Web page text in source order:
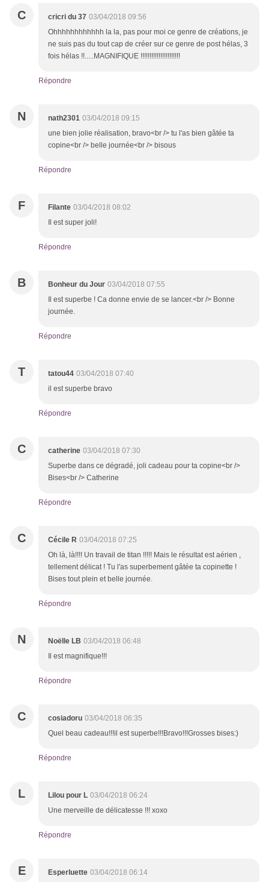
C cricri du 37 03/04/2018 09:56
Ohhhhhhhhhhhh la la, pas pour moi ce genre de créations, je
ne suis pas du tout cap de créer sur ce genre de post hélas, 3
fois hélas !!.....MAGNIFIQUE !!!!!!!!!!!!!!!!!!!!!!
Répondre
N nath2301 03/04/2018 09:15
une bien jolie réalisation, bravo<br /> tu l'as bien gâtée ta
copine<br /> belle journée<br /> bisous
Répondre
F Filante 03/04/2018 08:02
Il est super joli!
Répondre
B Bonheur du Jour 03/04/2018 07:55
Il est superbe ! Ca donne envie de se lancer.<br /> Bonne
journée.
Répondre
T tatou44 03/04/2018 07:40
il est superbe bravo
Répondre
C catherine 03/04/2018 07:30
Superbe dans ce dégradé, joli cadeau pour ta copine<br />
Bises<br /> Catherine
Répondre
C Cécile R 03/04/2018 07:25
Oh là, là!!!! Un travail de titan !!!!! Mais le résultat est aérien ,
tellement délicat ! Tu l'as superbement gâtée ta copinette !
Bises tout plein et belle journée.
Répondre
N Noëlle LB 03/04/2018 06:48
Il est magnifique!!!
Répondre
C cosiadoru 03/04/2018 06:35
Quel beau cadeau!!!il est superbe!!!Bravo!!!Grosses bises:)
Répondre
L Lilou pour L 03/04/2018 06:24
Une merveille de délicatesse !!! xoxo
Répondre
E Esperluette 03/04/2018 06:14